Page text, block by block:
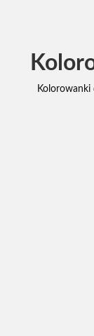
Kolorowanki